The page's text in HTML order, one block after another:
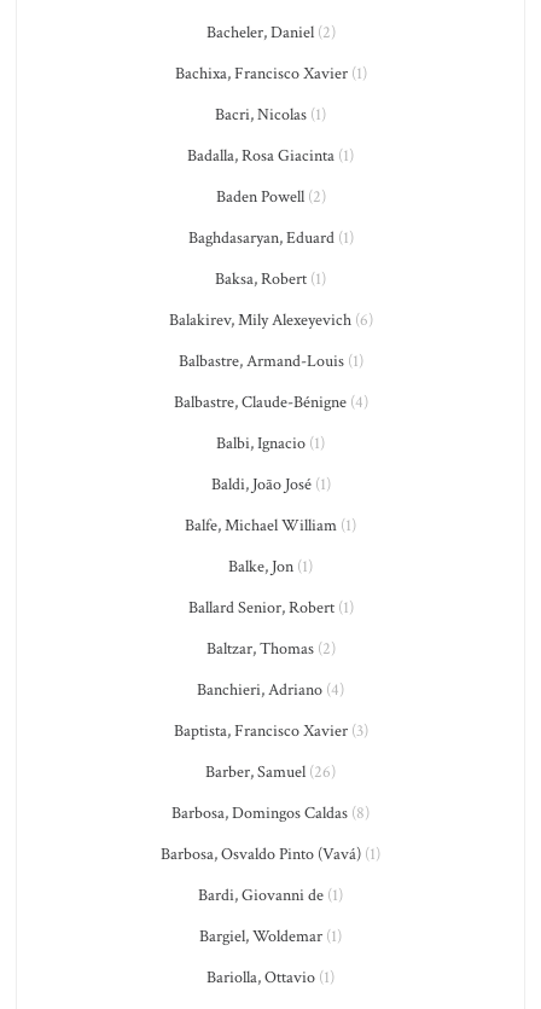
Bacheler, Daniel(2)
Bachixa, Francisco Xavier(1)
Bacri, Nicolas (1)
Badalla, Rosa Giacinta (1)
Baden Powell(2)
Baghdasaryan, Eduard(1)
Baksa, Robert (1)
Balakirev, Mily Alexeyevich(6)
Balbastre, Armand-Louis(1)
Balbastre, Claude-Bénigne(4)
Balbi, Ignacio (1)
Baldi, João José(1)
Balfe, Michael William (1)
Balke, Jon (1)
Ballard Senior, Robert(1)
Baltzar, Thomas(2)
Banchieri, Adriano (4)
Baptista, Francisco Xavier(3)
Barber, Samuel (26)
Barbosa, Domingos Caldas (8)
Barbosa, Osvaldo Pinto (Vavá) (1)
Bardi, Giovanni de (1)
Bargiel, Woldemar (1)
Bariolla, Ottavio (1)